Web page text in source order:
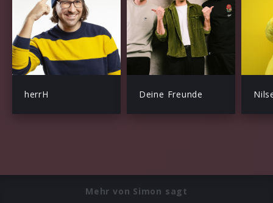
herrH Deine Freunde
Mehr von Simon sagt